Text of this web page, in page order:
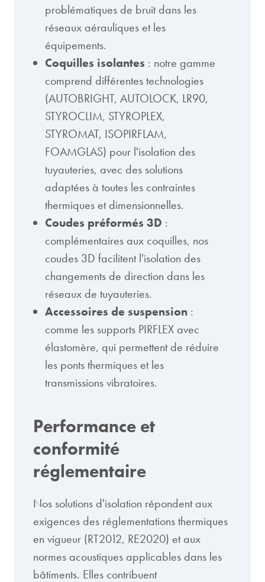
problématiques de bruit dans les
réseaux aérauliques et les
équipements.
Coquilles isolantes : notre gamme
comprend différentes technologies
(AUTOBRIGHT, AUTOLOCK, LR90,
STYROCLIM, STYROPLEX,
STYROMAT, ISOPIRFLAM,
FOAMGLAS) pour l'isolation des
tuyauteries, avec des solutions
adaptées à toutes les contraintes
thermiques et dimensionnelles.
Coudes préformés 3D :
complémentaires aux coquilles, nos
coudes 3D facilitent l'isolation des
changements de direction dans les
réseaux de tuyauteries.
Accessoires de suspension :
comme les supports PIRFLEX avec
élastomère, qui permettent de réduire
les ponts thermiques et les
transmissions vibratoires.
Performance et
conformité
réglementaire
Nos solutions d'isolation répondent aux
exigences des réglementations thermiques
en vigueur (RT2012, RE2020) et aux
normes acoustiques applicables dans les
bâtiments. Elles contribuent